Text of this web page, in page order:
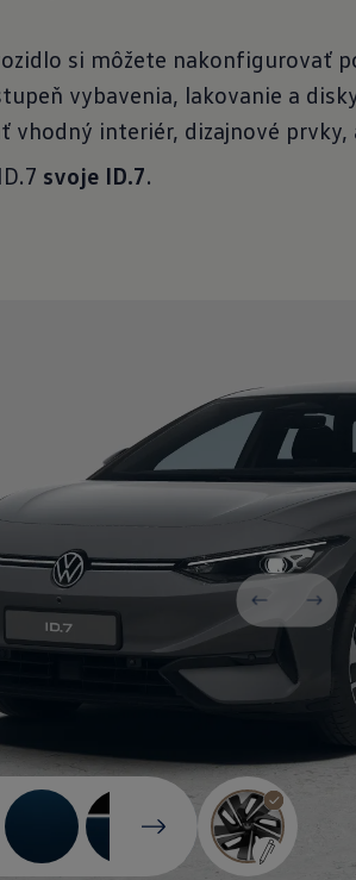
si môžete nakonfigurovať
vybavenia, lakovanie a
vhodný interiér, dizajnové
svoje ID.7.